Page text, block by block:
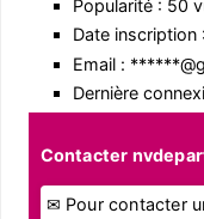
Popularité : 50
Date
Email :
Dernière
Contacter
✉ Pour contacter